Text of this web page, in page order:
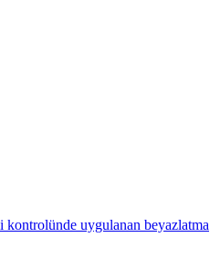
uygulanan beyazlatma